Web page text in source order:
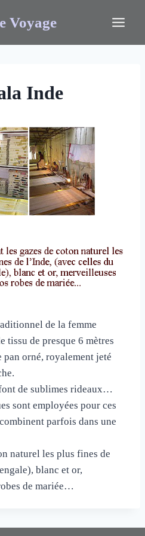
Voyage
Inde
de la femme
tissu de presque 6 mètres
pan orné, royalement jeté
de sublimes rideaux…
sont employées pour ces
parfois dans une
naturel les plus fines de
blanc et or,
de mariée…